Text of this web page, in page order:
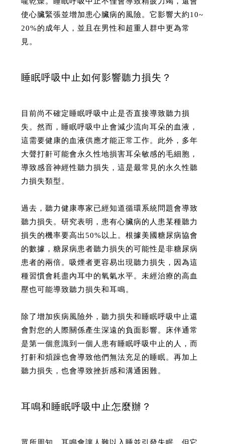
使心臟緊張並增加患心臟病的風險。它影響大約10~
20%的成年人，並且在男性和超重人群中更為常
見。
睡眠呼吸中止如何影響聽力損失？
目前尚不確定睡眠呼吸中止是否直接導致聽力損
失。然而，睡眠呼吸中止會減少流向耳朵的血液，
這需要健康的血液供應才能正常工作。此外，多年
大聲打鼾可能會永久性地損害耳朵敏感的毛細胞，
導致感音神經性聽力損失，這是最常見的永久性聽
力損失類型。
過去，聽力健康專家已經知道循環系統問題會導致
聽力損失。研究表明，患有心臟病的人患某種聽力
損失的機率要高出50%以上。根據美國糖尿病協會
的數據，糖尿病患者聽力損失的可能性是非糖尿病
患者的兩倍。吸煙者更容易出現聽力損失，因為這
種習慣會耗盡內耳中的氧氣水平。未經治療的高血
壓也可能導致聽力損失和耳鳴。
除了增加疾病風險外，聽力損失和睡眠呼吸中止還
會對您的人際關係產生深遠的負面影響。床伴通常
是第一個意識到一個人患有睡眠呼吸中止的人，而
打鼾和煩躁也會導致他們無法充足的睡眠。再加上
聽力損失，也會導致挫折感和溝通困難。
耳鳴和睡眠呼吸中止怎麼辦？